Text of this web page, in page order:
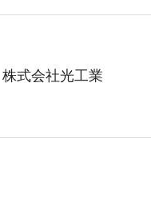
株式会社光工業